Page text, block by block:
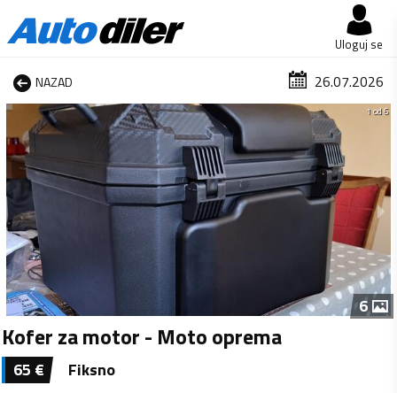
Uloguj se
NAZAD 26.07.2026
1 od 6
6
Kofer za motor - Moto oprema
65 € Fiksno